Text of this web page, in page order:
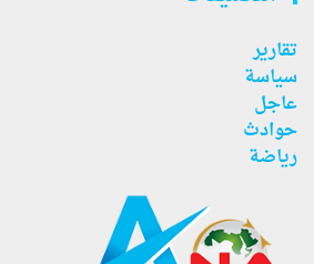
تقارير
سياسة
عاجل
حوادث
رياضة